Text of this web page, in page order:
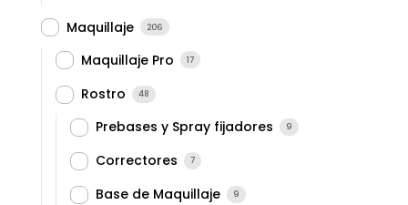
Maquillaje 206
Maquillaje Pro 17
Rostro 48
Prebases y Spray fijadores 9
Correctores 7
Base de Maquillaje 9